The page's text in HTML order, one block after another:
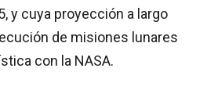
y cuya proyección a largo
de misiones lunares
con la NASA.